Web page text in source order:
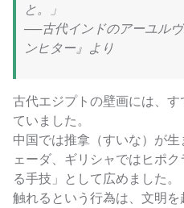
と。」
──古代インドのアーユル
ンヒター』より
古代エジプトの壁画には、
ていました。
中国では推拿（すいな）が
ェーダ、ギリシャではヒポ
る手技」として広めました。
触れるという行為は、文明を